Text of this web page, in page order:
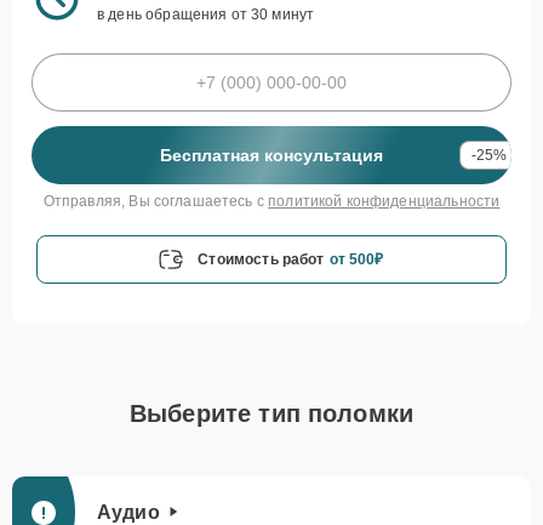
в день обращения от 30 минут
Бесплатная консультация -25%
Отправляя, Вы соглашаетесь с политикой конфиденциальности
Стоимость работ от 500₽
Выберите тип поломки
Аудио